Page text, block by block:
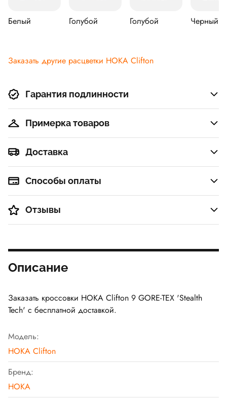
Белый Голубой Голубой Черный
Заказать другие расцветки HOKA Clifton
Гарантия подлинности
Примерка товаров
Доставка
Способы оплаты
Отзывы
Описание
Заказать кроссовки HOKA Clifton 9 GORE-TEX 'Stealth
Tech' с бесплатной доставкой.
Модель:
HOKA Clifton
Бренд:
HOKA